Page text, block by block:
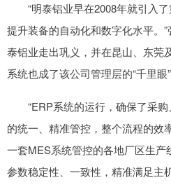
“明泰铝业早在2008年就引入了
提升装备的自动化和数字化水平。
泰铝业走出巩义，并在昆山、东莞
系统也成了该公司管理层的“千里眼
“ERP系统的运行，确保了采购
的统一、精准管控，整个流程的效
一套MES系统管控的各地厂区生
参数稳定性、一致性，精准满足主